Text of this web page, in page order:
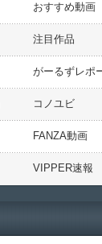
おすすめ動画
注目作品
がーるずレポ
コノユビ
FANZA動画
VIPPER速報